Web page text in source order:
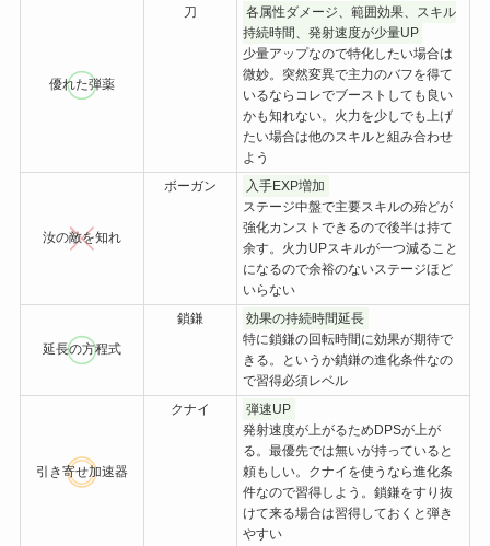
優れた弾薬
刀
各属性ダメージ、範囲効果、スキル
持続時間、発射速度が少量UP
少量アップなので特化したい場合は
微妙。突然変異で主力のバフを得て
いるならコレでブーストしても良い
かも知れない。火力を少しでも上げ
たい場合は他のスキルと組み合わせ
よう
汝の敵を知れ
ボーガン
入手EXP増加
ステージ中盤で主要スキルの殆どが
強化カンストできるので後半は持て
余す。火力UPスキルが一つ減ること
になるので余裕のないステージほど
いらない
延長の方程式
鎖鎌
効果の持続時間延長
特に鎖鎌の回転時間に効果が期待で
きる。というか鎖鎌の進化条件なの
で習得必須レベル
引き寄せ加速器
クナイ
弾速UP
発射速度が上がるためDPSが上が
る。最優先では無いが持っていると
頼もしい。クナイを使うなら進化条
件なので習得しよう。鎖鎌をすり抜
けて来る場合は習得しておくと弾き
やすい